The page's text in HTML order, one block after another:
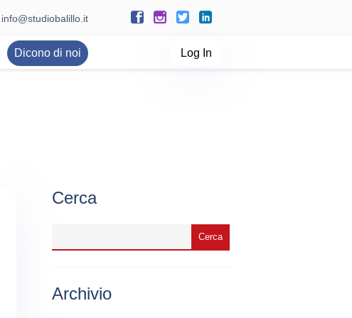
info@studiobalillo.it
Dicono di noi Log In
Cerca
Archivio